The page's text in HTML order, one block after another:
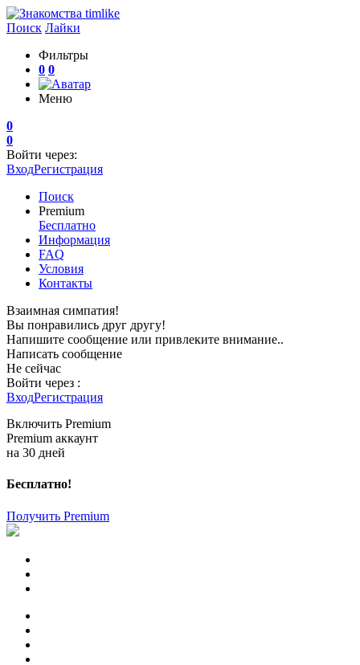
Поиск Лайки
Фильтры
0 0
Меню
0
0
Войти через:
ВходРегистрация
Поиск
Premium
Бесплатно
Информация
FAQ
Условия
Контакты
Взаимная симпатия!
Вы понравились друг другу!
Напишите сообщение или привлеките внимание..
Написать сообщение
Не сейчас
Войти через :
ВходРегистрация
Включить Premium
Premium аккаунт
на 30 дней
Бесплатно!
Получить Premium